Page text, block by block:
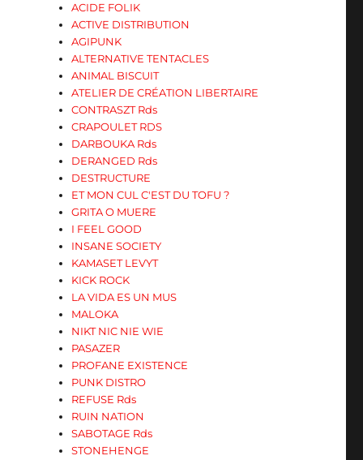
ACIDE FOLIK
ACTIVE DISTRIBUTION
AGIPUNK
ALTERNATIVE TENTACLES
ANIMAL BISCUIT
ATELIER DE CRÉATION LIBERTAIRE
CONTRASZT Rds
CRAPOULET RDS
DARBOUKA Rds
DERANGED Rds
DESTRUCTURE
ET MON CUL C'EST DU TOFU ?
GRITA O MUERE
I FEEL GOOD
INSANE SOCIETY
KAMASET LEVYT
KICK ROCK
LA VIDA ES UN MUS
MALOKA
NIKT NIC NIE WIE
PASAZER
PROFANE EXISTENCE
PUNK DISTRO
REFUSE Rds
RUIN NATION
SABOTAGE Rds
STONEHENGE